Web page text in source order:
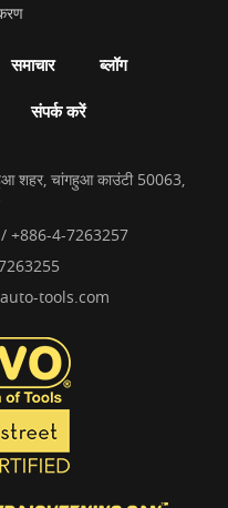
समाचार ब्लॉग
संपर्क करें
शहर, चांगहुआ काउंटी 50063,
+886-4-7263257
tools.com